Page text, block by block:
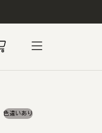
色違いあり